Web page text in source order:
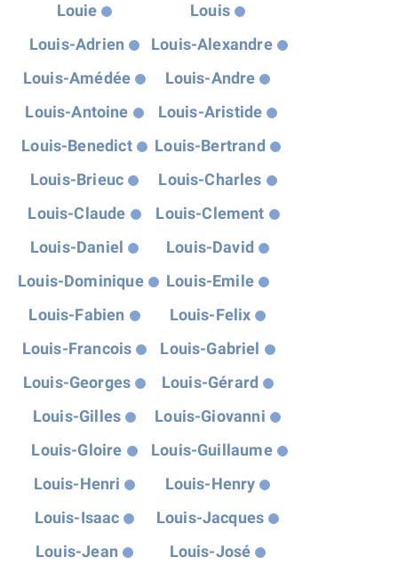
Louie
Louis
Louis-Adrien
Louis-Alexandre
Louis-Amédée
Louis-Andre
Louis-Antoine
Louis-Aristide
Louis-Benedict
Louis-Bertrand
Louis-Brieuc
Louis-Charles
Louis-Claude
Louis-Clement
Louis-Daniel
Louis-David
Louis-Dominique
Louis-Emile
Louis-Fabien
Louis-Felix
Louis-Francois
Louis-Gabriel
Louis-Georges
Louis-Gérard
Louis-Gilles
Louis-Giovanni
Louis-Gloire
Louis-Guillaume
Louis-Henri
Louis-Henry
Louis-Isaac
Louis-Jacques
Louis-Jean
Louis-José